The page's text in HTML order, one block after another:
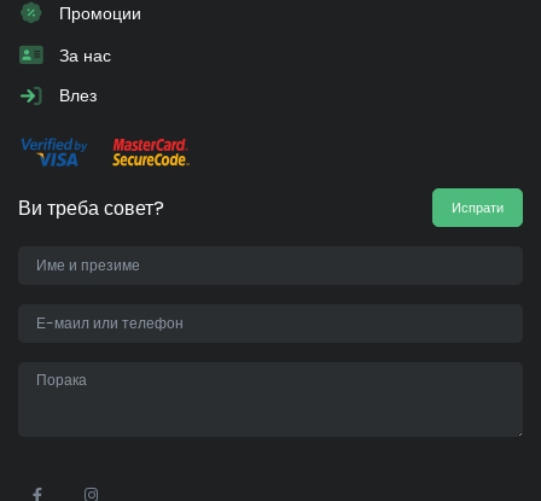
Промоции
За нас
Влез
Ви треба совет? Испрати